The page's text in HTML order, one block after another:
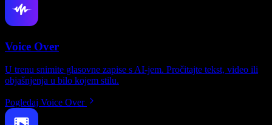
Voice Over
U trenu snimite glasovne zapise s AI-jem. Pročitajte tekst, video ili
objašnjenja u bilo kojem stilu.
Pogledaj Voice Over